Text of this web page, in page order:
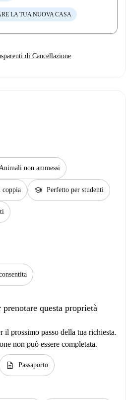
LA TUA NUOVA CASA
di Cancellazione
Animali non ammessi
coppia school Perfetto per studenti
questa proprietà
il prossimo passo della tua richiesta.
non può essere completata.
description Passaporto